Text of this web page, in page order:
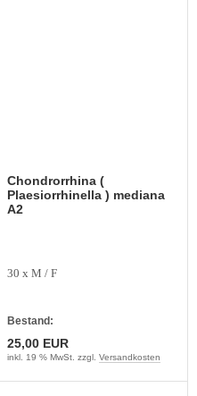
Chondrorrhina (
Plaesiorrhinella ) mediana
A2
30 x M / F
Bestand:
25,00 EUR
inkl. 19 % MwSt. zzgl. Versandkosten